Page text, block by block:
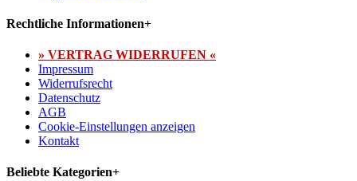
Rechtliche Informationen+
» VERTRAG WIDERRUFEN «
Impressum
Widerrufsrecht
Datenschutz
AGB
Cookie-Einstellungen anzeigen
Kontakt
Beliebte Kategorien+